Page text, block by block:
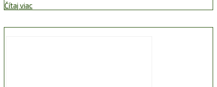
Čítaj viac